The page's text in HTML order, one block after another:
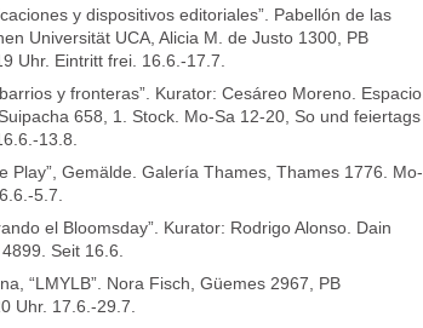
y dispositivos editoriales”. Pabellón de las
Universität UCA, Alicia M. de Justo 1300, PB
Uhr. Eintritt frei. 16.6.-17.7.
y fronteras”. Kurator: Cesáreo Moreno. Espacio
658, 1. Stock. Mo-Sa 12-20, So und feiertags
13.8.
Play”, Gemälde. Galería Thames, Thames 1776. Mo-
5.7.
el Bloomsday”. Kurator: Rodrigo Alonso. Dain
Seit 16.6.
“LMYLB”. Nora Fisch, Güemes 2967, PB
Uhr. 17.6.-29.7.